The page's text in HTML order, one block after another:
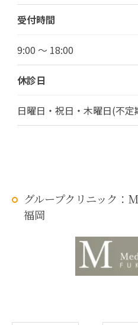
受付時間
9:00 ～ 18:00
休診日
日曜日・祝日・木曜日(不定
グループクリニック：
福岡